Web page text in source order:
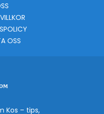
OSS
Kos – tips,